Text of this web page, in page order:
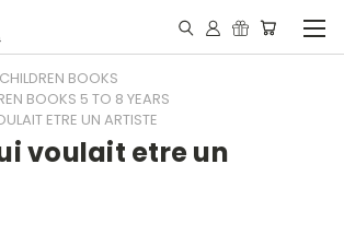
BOOKS
BOOKS 5 TO 8 YEARS
ETRE UN ARTISTE
voulait etre un